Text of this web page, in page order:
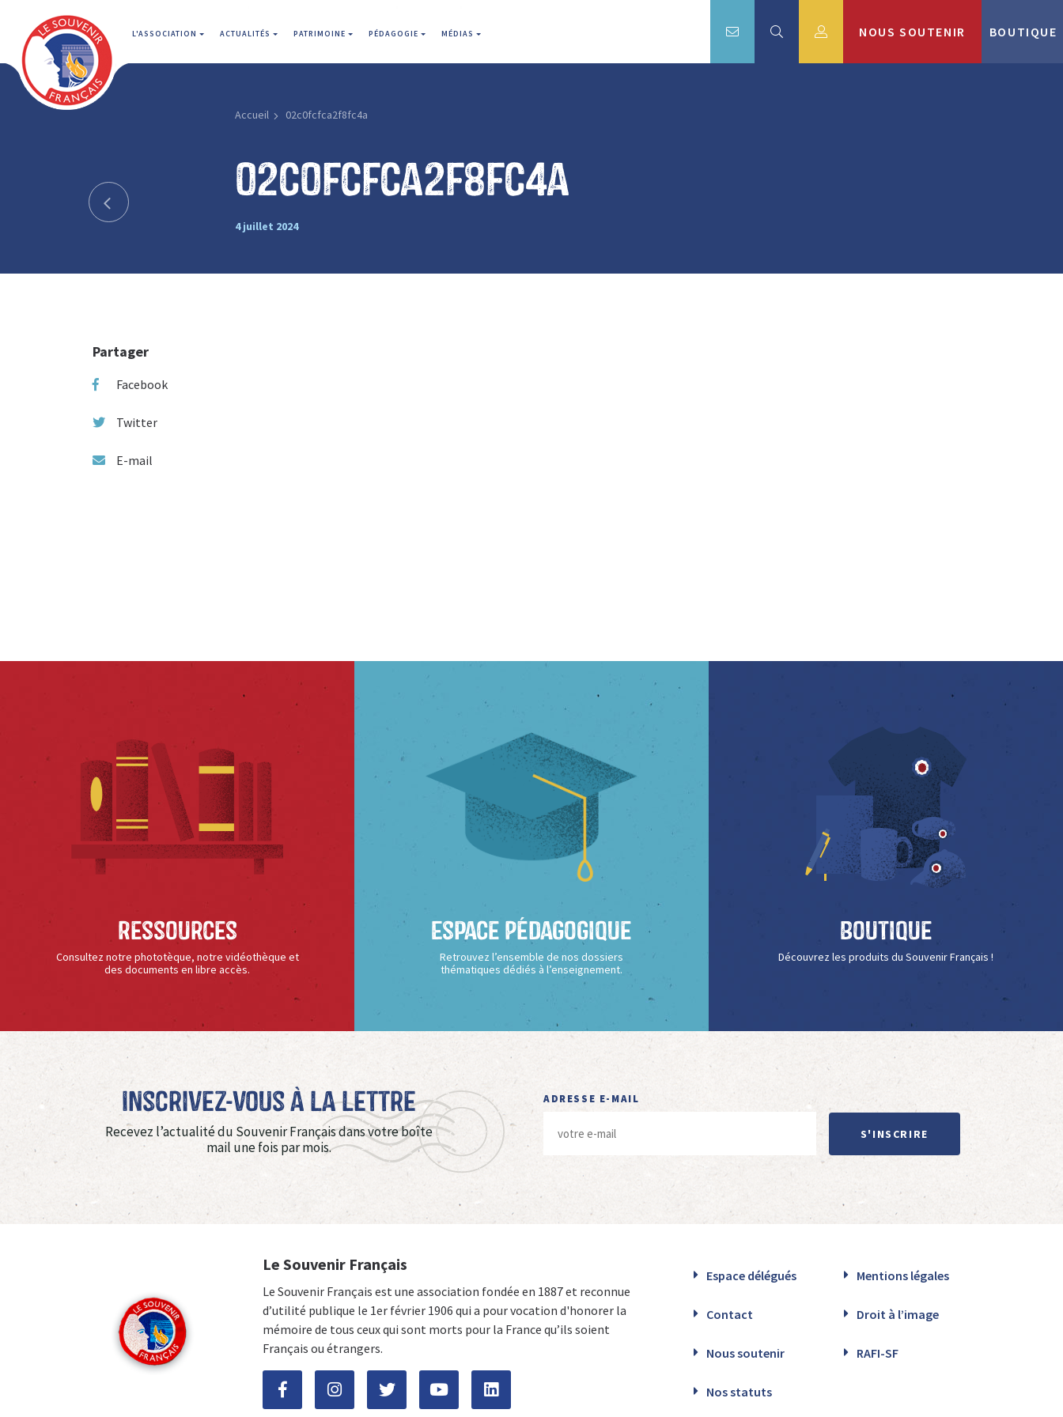
L'ASSOCIATION ACTUALITÉS PATRIMOINE PÉDAGOGIE MÉDIAS NOUS SOUTENIR BOUTIQUE
Accueil 02c0fcfca2f8fc4a
02c0fcfca2f8fc4a
4 juillet 2024
Partager
Facebook
Twitter
E-mail
Ressources
Consultez notre phototèque, notre vidéothèque et
des documents en libre accès.
Espace Pédagogique
Retrouvez l’ensemble de nos dossiers
thématiques dédiés à l’enseignement.
Boutique
Découvrez les produits du Souvenir Français !
Inscrivez-vous à La Lettre
Recevez l’actualité du Souvenir Français dans votre boîte
mail une fois par mois.
ADRESSE E-MAIL
S'INSCRIRE
Le Souvenir Français
Le Souvenir Français est une association fondée en 1887 et reconnue
d’utilité publique le 1er février 1906 qui a pour vocation d'honorer la
mémoire de tous ceux qui sont morts pour la France qu’ils soient
Français ou étrangers.
Espace délégués Mentions légales
Contact Droit à l’image
Nous soutenir RAFI-SF
Nos statuts